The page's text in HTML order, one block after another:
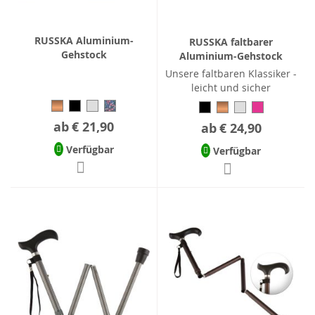
RUSSKA Aluminium-
Gehstock
ab€ 21,90
Verfügbar
RUSSKA faltbarer
Aluminium-Gehstock
Unsere faltbaren Klassiker -
leicht und sicher
ab€ 24,90
Verfügbar